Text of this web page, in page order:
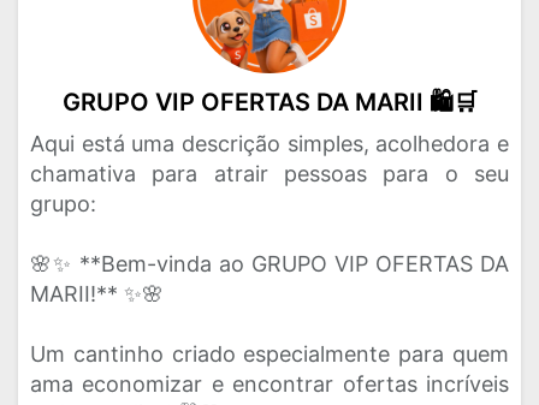
GRUPO VIP OFERTAS DA MARII 🛍️🛒
Aqui está uma descrição simples, acolhedora e
chamativa para atrair pessoas para o seu
grupo:
🌸✨ **Bem-vinda ao GRUPO VIP OFERTAS DA
MARII!** ✨🌸
Um cantinho criado especialmente para quem
ama economizar e encontrar ofertas incríveis